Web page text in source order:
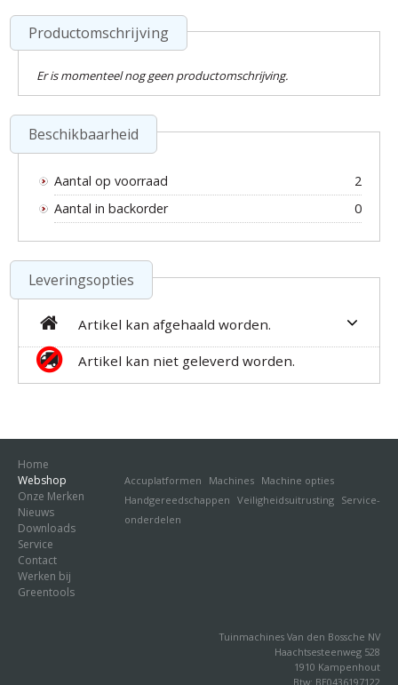
Productomschrijving
Er is momenteel nog geen productomschrijving.
Beschikbaarheid
Aantal op voorraad
2
Aantal in backorder
0
Leveringsopties
Artikel kan afgehaald worden.
Artikel kan niet geleverd worden.
Home
Webshop
Accuplatformen Machines Machine opties
Handgereedschappen Veiligheidsuitrusting Service-
onderdelen
Onze Merken
Nieuws
Downloads
Service
Contact
Werken bij
Greentools
Tuinmachines Van den Bossche NV
Haachtsesteenweg 528
1910 Kampenhout
Btw: BE0436197122